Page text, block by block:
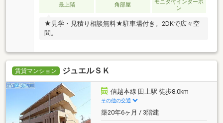
最上階 角部屋
モニタ付インターホ
ン
★見学・見積り相談無料★駐車場付き。2DKで広々空
間。
賃貸マンション ジュエルＳＫ
信越本線 田上駅 徒歩8.0km
その他の交通
築20年6ヶ月 / 3階建